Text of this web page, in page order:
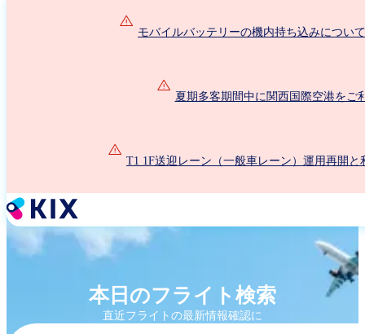
モバイルバッテリーの機内持ち込みについ
夏期多客期間中に関西国際空港をご
T1 1F送迎レーン（一般車レーン）運用再開
本日のフライト検索
直近フライトの最新情報確認に